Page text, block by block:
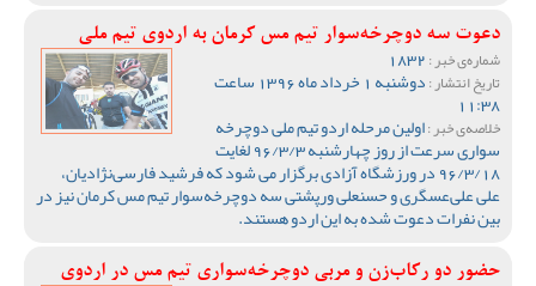
دعوت سه دوچرخه‌سوار تیم مس کرمان به اردوی تیم ملی
شماره‌ی خبر :
تاریخ انتشار : دوشنبه 1 خرداد ماه 1396 ساعت
11:38
خلاصه‌ی خبر :اولین مرحله اردو تیم ملی دوچرخه
سواری سرعت از روز چهارشنبه 96/3/3 لغایت
96/3/18 در ورزشگاه آزادی برگزار می شود که فرشید فارسی‌نژادیان،
علی علی‌عسگری و حسنعلی ورپشتی سه دوچرخه‌سوار تیم مس کرمان نیز در
بین نفرات دعوت شده به این اردو هستند.
حضور دو رکاب‌زن و مربی دوچرخه‌سواری تیم مس در اردوی